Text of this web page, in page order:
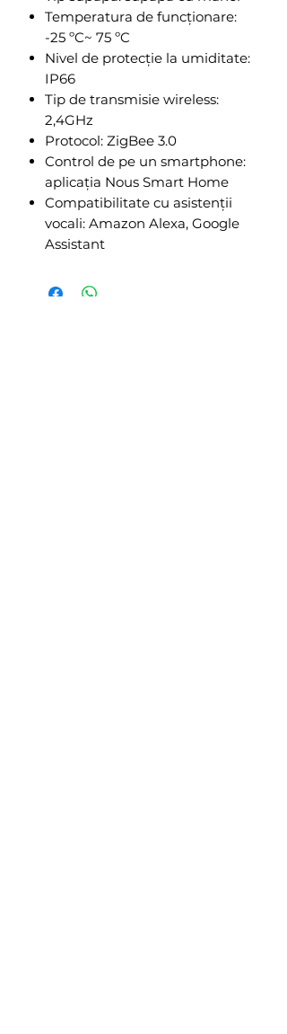
Temperatura de funcționare:
-25 ºC~ 75 ºC
Nivel de protecție la umiditate:
IP66
Tip de transmisie wireless:
2,4GHz
Protocol: ZigBee 3.0
Control de pe un smartphone:
aplicația Nous Smart Home
Compatibilitate cu asistenții
vocali: Amazon Alexa, Google
Assistant